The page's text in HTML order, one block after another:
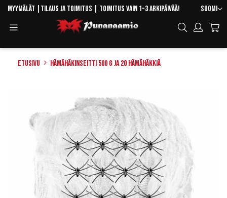
Skip
Content
Kieli
Suomi
Myymälät Tilaus ja toimitus | Toimitus vain 1-3 arkipäivää!
Hae
Etusivu Hämähäkinseitti 500 g ja 20 hämähäkkiä